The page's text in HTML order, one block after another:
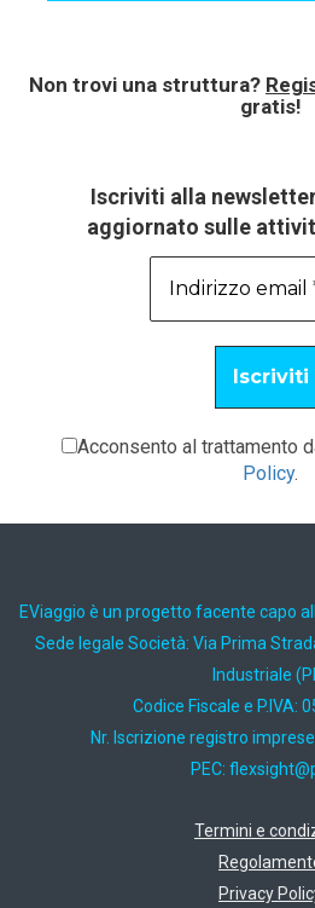
Non trovi una struttura?
gratis!
Iscriviti alla
aggiornato sulle
Acconsento al trattamento
Policy.
EViaggio è un progetto facente capo
Sede legale Società: Via Prima
Industriale
Codice Fiscale e P.IVA:
Nr. Iscrizione registro
PEC:
Termini e
Privacy